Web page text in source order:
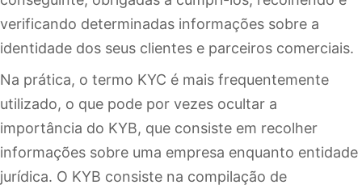
verificando determinadas informações sobre a
identidade dos seus clientes e parceiros comerciais.
Na prática, o termo KYC é mais frequentemente
utilizado, o que pode por vezes ocultar a
importância do KYB, que consiste em recolher
informações sobre uma empresa enquanto entidade
jurídica. O KYB consiste na compilação de